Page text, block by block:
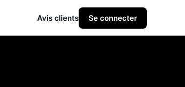
Avis clients Se connecter